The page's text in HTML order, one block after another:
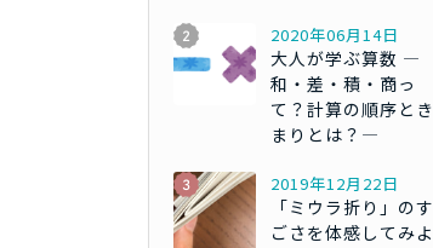
2020年06月14日
大人が学ぶ算数 ―
和・差・積・商っ
て？計算の順序とき
まりとは？―
2019年12月22日
「ミウラ折り」のす
ごさを体感してみよ